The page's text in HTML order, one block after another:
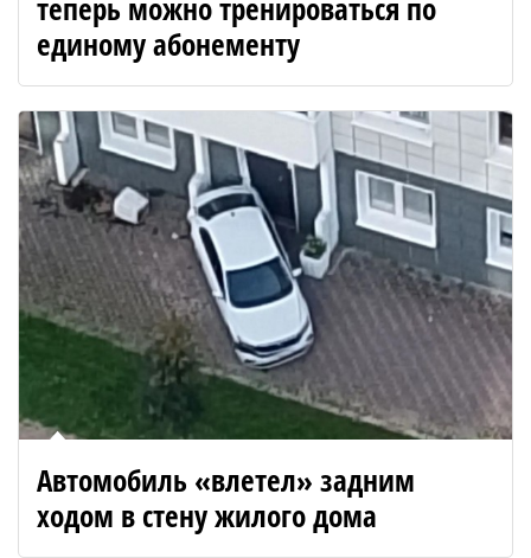
теперь можно тренироваться по
единому абонементу
Автомобиль «влетел» задним
ходом в стену жилого дома